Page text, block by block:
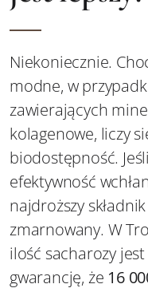
Niekoniecznie.
modne, w
zawierających
kolagenowe, liczy
biodostępność.
efektywność
najdroższy
zmarnowany. W
ilość sacharozy
gwarancję, że 16